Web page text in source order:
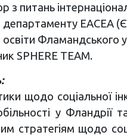
питань
ЕАСЕА
Фламандського
SPHERE TEAM.
щодо соціальної
у
стратегіям щодо